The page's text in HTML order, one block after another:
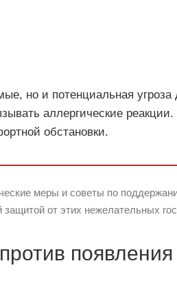
но и потенциальная угроза
аллергические
обстановки.
меры и советы по
от этих нежелательных
появления